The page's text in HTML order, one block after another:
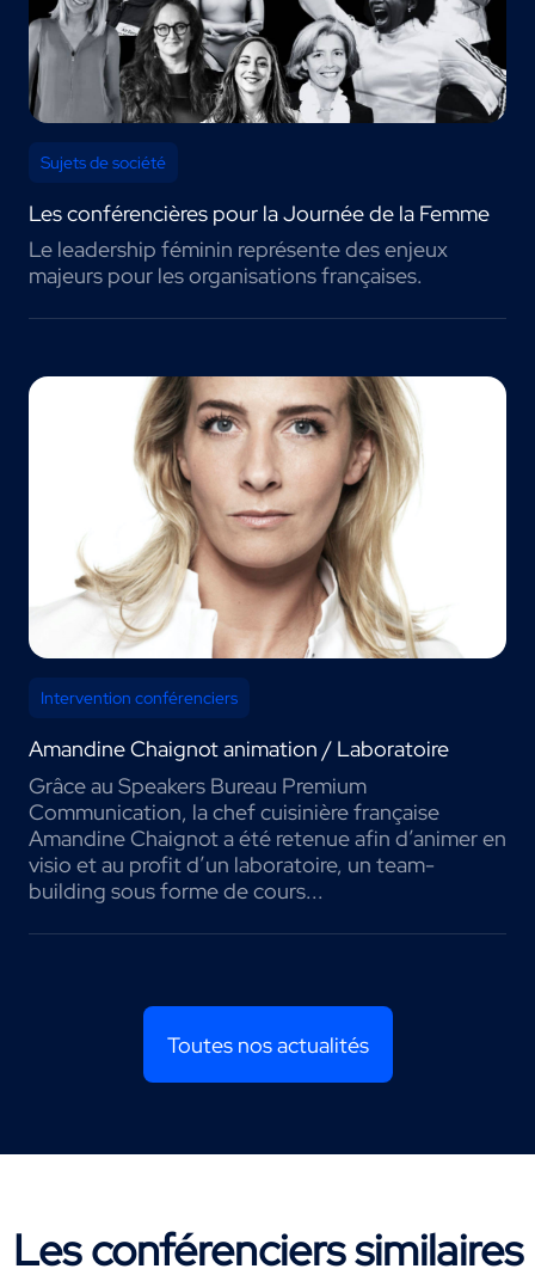
Sujets de société
Les conférencières pour la Journée de la Femme
Le leadership féminin représente des enjeux
majeurs pour les organisations françaises.
Intervention conférenciers
Amandine Chaignot animation / Laboratoire
Grâce au Speakers Bureau Premium
Communication, la chef cuisinière française
Amandine Chaignot a été retenue afin d’animer en
visio et au profit d’un laboratoire, un team-
building sous forme de cours...
Toutes nos actualités
Les conférenciers similaires